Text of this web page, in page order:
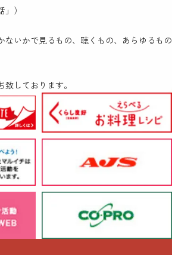
）
ないかで見るもの、聴くもの、あらゆるもの
しております。